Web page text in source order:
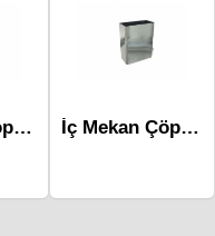
İç Mekan Çöp Kovaları-Mlk-278a